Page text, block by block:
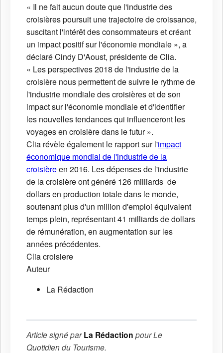
« Il ne fait aucun doute que l'industrie des
croisières poursuit une trajectoire de croissance,
suscitant l'intérêt des consommateurs et créant
un impact positif sur l'économie mondiale », a
déclaré Cindy D'Aoust, présidente de Clia.
« Les perspectives 2018 de l'industrie de la
croisière nous permettent de suivre le rythme de
l'industrie mondiale des croisières et de son
impact sur l'économie mondiale et d'identifier
les nouvelles tendances qui influenceront les
voyages en croisière dans le futur ».
Clia révèle également le rapport sur l'impact
économique mondial de l'industrie de la
croisièreen 2016. Les dépenses de l'industrie
de la croisière ont généré 126 milliards de
dollars en production totale dans le monde,
soutenant plus d'un million d'emploi équivalent
temps plein, représentant 41 milliards de dollars
de rémunération, en augmentation sur les
années précédentes.
Cliacroisiere
Auteur
La Rédaction
Article signé parLa Rédaction pourLe
Quotidien du Tourisme.